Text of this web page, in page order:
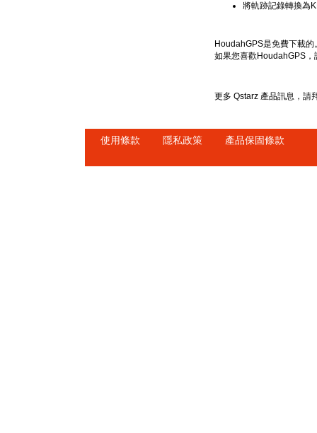
將軌跡記錄轉換為
HoudahGPS是免費下載
如果您喜歡HoudahGPS
更多 Qstarz 產品訊息，請
使用條款 隱私政策 產品保固條款